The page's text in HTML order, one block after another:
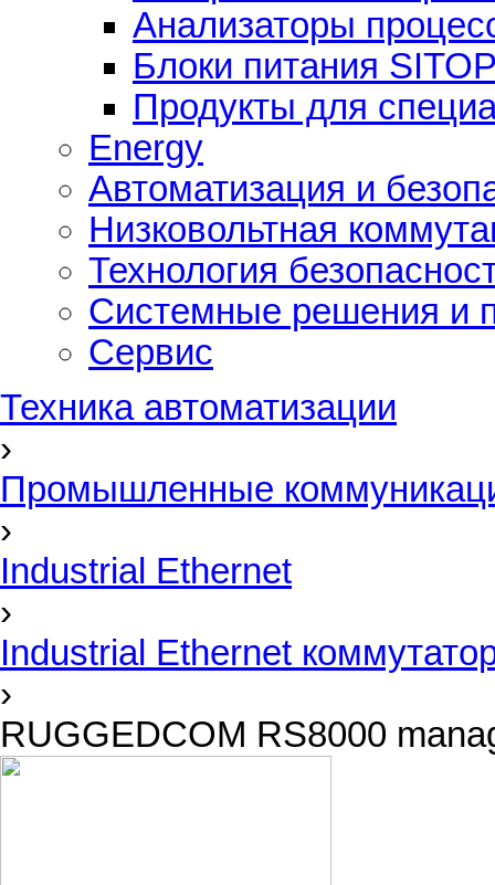
Анализаторы
Блоки питания
Продукты для
Energy
Автоматизация и
Низковольтная
Технология
Системные решения и
Сервис
Техника автоматизации
›
Промышленные
›
Industrial Ethernet
›
Industrial Ethernet
›
RUGGEDCOM RS8000